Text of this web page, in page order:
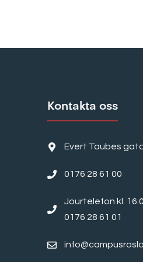
Kontakta oss
Evert Taubes
0176 28 61 00
Jourtelefon kl.
0176 28 61 01